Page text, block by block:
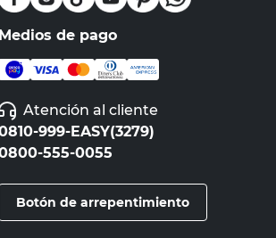
Medios de pago
Atención al cliente
999-EASY(3279)
555-0055
Botón de arrepentimiento